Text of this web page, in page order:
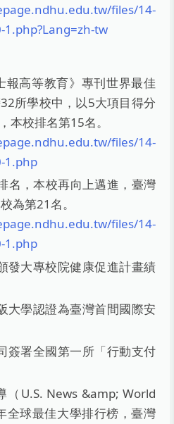
files/14-
tw
報高等教育》專刊世界最佳
所學校中，以5大項目得分
本校排名第15名。
files/14-
1.php
名，本校再向上邁進，臺灣
為第21名。
files/14-
1.php
發大專校院健康促進計畫績
大學認證為臺灣首間國際安
簽署全國第一所「行動支付
（U.S. News &amp; World
全球最佳大學排行榜，臺灣